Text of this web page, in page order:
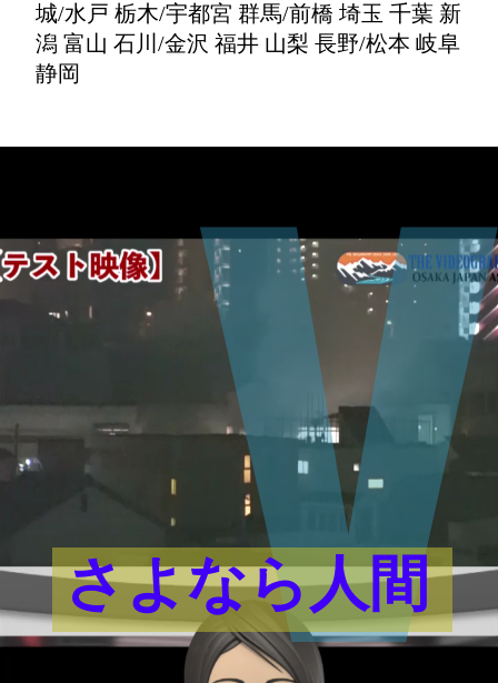
城/水戸 栃木/宇都宮 群馬/前橋 埼玉 千葉 新
潟 富山 石川/金沢 福井 山梨 長野/松本 岐阜
静岡
さよなら人間